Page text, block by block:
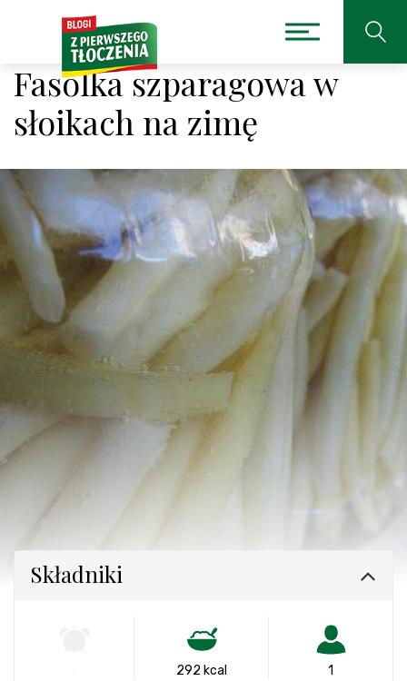
Fasolka szparagowa w
słoikach na zimę
Składniki
292 kcal 1